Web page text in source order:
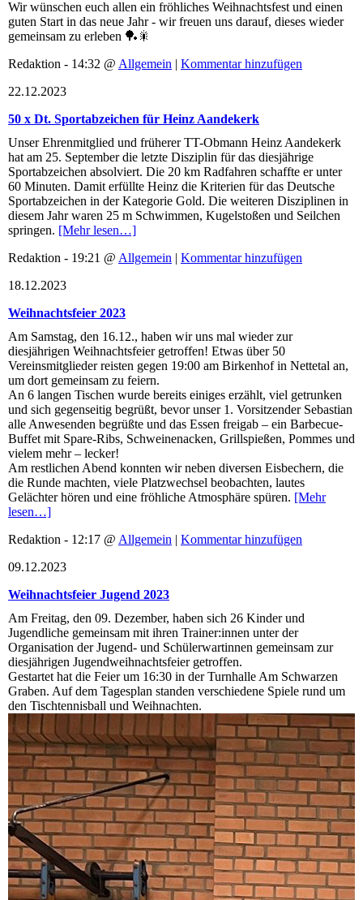
Wir wünschen euch allen ein fröhliches Weihnachtsfest und einen
guten Start in das neue Jahr - wir freuen uns darauf, dieses wieder
gemeinsam zu erleben 🏓🎇
Redaktion - 14:32 @ Allgemein | Kommentar hinzufügen
22.12.2023
50 x Dt. Sportabzeichen für Heinz Aandekerk
Unser Ehrenmitglied und früherer TT-Obmann Heinz Aandekerk
hat am 25. September die letzte Disziplin für das diesjährige
Sportabzeichen absolviert. Die 20 km Radfahren schaffte er unter
60 Minuten. Damit erfüllte Heinz die Kriterien für das Deutsche
Sportabzeichen in der Kategorie Gold. Die weiteren Disziplinen in
diesem Jahr waren 25 m Schwimmen, Kugelstoßen und Seilchen
springen. [Mehr lesen…]
Redaktion - 19:21 @ Allgemein | Kommentar hinzufügen
18.12.2023
Weihnachtsfeier 2023
Am Samstag, den 16.12., haben wir uns mal wieder zur
diesjährigen Weihnachtsfeier getroffen! Etwas über 50
Vereinsmitglieder reisten gegen 19:00 am Birkenhof in Nettetal an,
um dort gemeinsam zu feiern.
An 6 langen Tischen wurde bereits einiges erzählt, viel getrunken
und sich gegenseitig begrüßt, bevor unser 1. Vorsitzender Sebastian
alle Anwesenden begrüßte und das Essen freigab – ein Barbecue-
Buffet mit Spare-Ribs, Schweinenacken, Grillspießen, Pommes und
vielem mehr – lecker!
Am restlichen Abend konnten wir neben diversen Eisbechern, die
die Runde machten, viele Platzwechsel beobachten, lautes
Gelächter hören und eine fröhliche Atmosphäre spüren. [Mehr
lesen…]
Redaktion - 12:17 @ Allgemein | Kommentar hinzufügen
09.12.2023
Weihnachtsfeier Jugend 2023
Am Freitag, den 09. Dezember, haben sich 26 Kinder und
Jugendliche gemeinsam mit ihren Trainer:innen unter der
Organisation der Jugend- und Schülerwartinnen gemeinsam zur
diesjährigen Jugendweihnachtsfeier getroffen.
Gestartet hat die Feier um 16:30 in der Turnhalle Am Schwarzen
Graben. Auf dem Tagesplan standen verschiedene Spiele rund um
den Tischtennisball und Weihnachten.